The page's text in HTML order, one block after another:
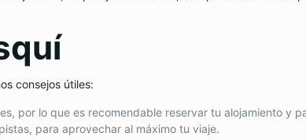
consejos útiles:
por lo que es recomendable reservar tu alojamiento y
para aprovechar al máximo tu viaje.